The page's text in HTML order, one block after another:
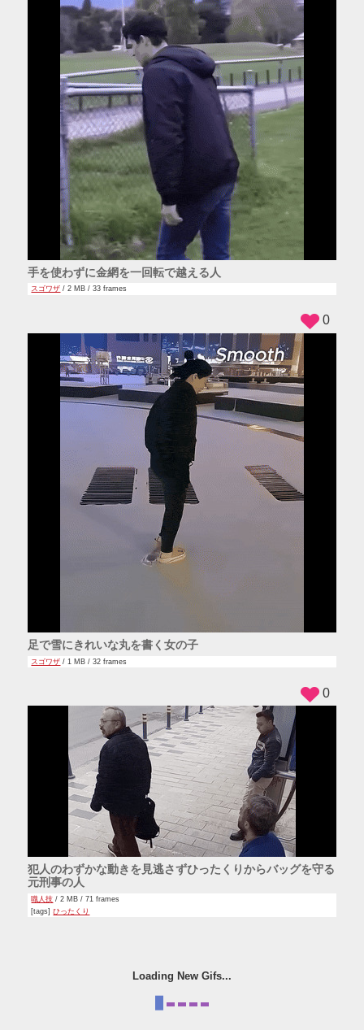
手を使わずに金網を一回転で越える人
スゴワザ / 2 MB / 33 frames
足で雪にきれいな丸を書く女の子
スゴワザ / 1 MB / 32 frames
0
犯人のわずかな動きを見逃さずひったくりからバッグを守る
元刑事の人
職人技 / 2 MB / 71 frames
[tags]ひったくり
0
Loading New Gifs...